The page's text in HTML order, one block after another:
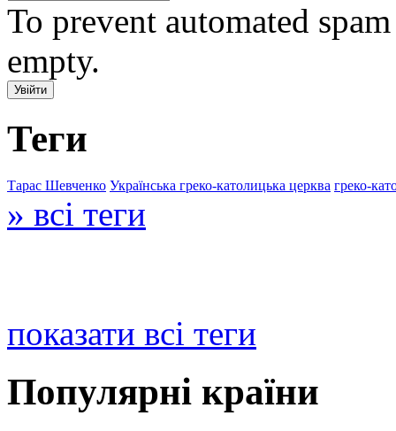
To prevent automated
empty.
Теги
Тарас Шевченко Українська греко-католицька церква греко-
» всі теги
показати всі теги
Популярні країни